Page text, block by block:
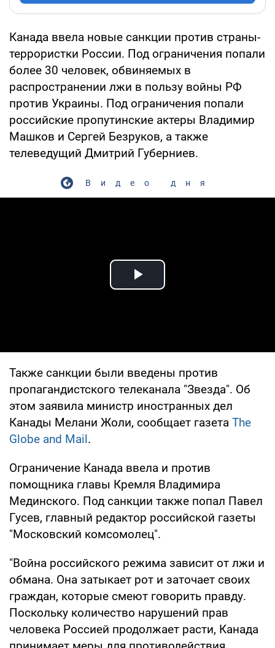
Канада ввела новые санкции против страны-
террористки России. Под ограничения попали
более 30 человек, обвиняемых в
распространении лжи в пользу войны РФ
против Украины. Под ограничения попали
российские пропутинские актеры Владимир
Машков и Сергей Безруков, а также
телеведущий Дмитрий Губерниев.
Видео дня
Play Video
Также санкции были введены против
пропагандистского телеканала "Звезда". Об
этом заявила министр иностранных дел
Канады Мелани Жоли, сообщает газета The
Globe and Mail.
Ограничение Канада ввела и против
помощника главы Кремля Владимира
Мединского. Под санкции также попал Павел
Гусев, главный редактор российской газеты
"Московский комсомолец".
"Война российского режима зависит от лжи и
обмана. Она затыкает рот и заточает своих
граждан, которые смеют говорить правду.
Поскольку количество нарушений прав
человека Россией продолжает расти, Канада